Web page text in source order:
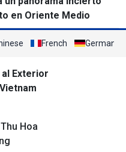
en Oriente Medio
French German
Exterior
Hoa